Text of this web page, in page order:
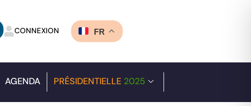
CONNEXION FR
AGENDA PRÉSIDENTIELLE 2025